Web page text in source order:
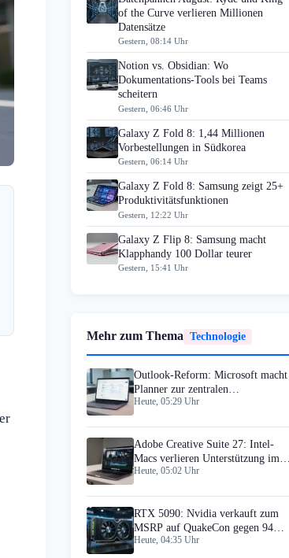
of the Curve verlieren Millionen
Datensätze
Gestern, 08:14 Uhr
Notion vs. Obsidian: Wo
Dokumentations-Tools bei Teams
scheitern
Gestern, 06:46 Uhr
Galaxy Z Fold 8: 1,44 Millionen
Vorbestellungen in Südkorea
Gestern, 06:14 Uhr
Galaxy Z Fold 8: Samsung zeigt 25+
Produktivitätsfunktionen
Gestern, 12:22 Uhr
Galaxy Z Flip 8: Samsung macht
Klapphandy 100 Dollar teurer
Gestern, 15:41 Uhr
Mehr zum Thema Technologie
Outlook-Reform: Microsoft macht
Planner zur zentralen
Aufgabenverwaltung
Heute, 05:29 Uhr
Adobe Creative Suite 27: Intel-
Macs verlieren Unterstützung im
Herbst
Heute, 05:02 Uhr
RTX 5090: Nvidia verkauft zum
MSRP auf QuakeCon gegen 94%
Aufschlag
Heute, 04:35 Uhr